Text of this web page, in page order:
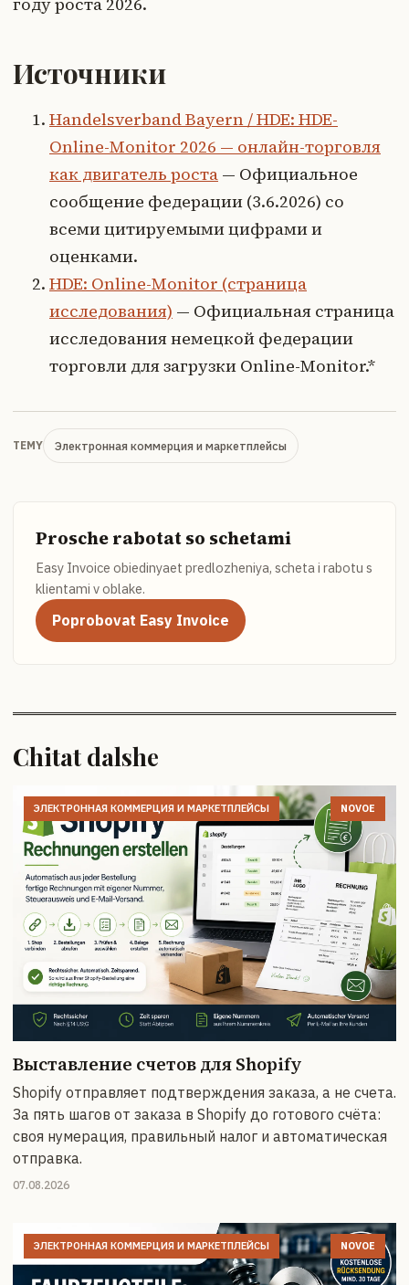
Источники
Handelsverband Bayern / HDE: HDE-
Online-Monitor 2026 — онлайн-торговля
как двигатель роста — Официальное
сообщение федерации (3.6.2026) со
всеми цитируемыми цифрами и
оценками.
HDE: Online-Monitor (страница
исследования) — Официальная страница
исследования немецкой федерации
торговли для загрузки Online-Monitor.*
TEMY Электронная коммерция и маркетплейсы
Prosche rabotat so schetami
Easy Invoice obiedinyaet predlozheniya, scheta i rabotu s
klientami v oblake.
Poprobovat Easy Invoice
Chitat dalshe
ЭЛЕКТРОННАЯ КОММЕРЦИЯ И МАРКЕТПЛЕЙСЫ NOVOE
Выставление счетов для Shopify
Shopify отправляет подтверждения заказа, а не счета.
За пять шагов от заказа в Shopify до готового счёта:
своя нумерация, правильный налог и автоматическая
отправка.
07.08.2026
ЭЛЕКТРОННАЯ КОММЕРЦИЯ И МАРКЕТПЛЕЙСЫ NOVOE